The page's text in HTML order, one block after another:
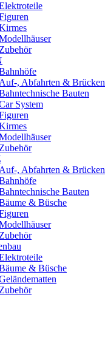
Zubehör
Auf-, Abfahrten & Brücken
Bauten
System
Zubehör
Auf-, Abfahrten & Brücken
Bauten
& Büsche
Zubehör
& Büsche
Zubehör